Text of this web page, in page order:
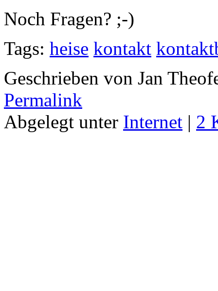
Noch Fragen? ;-)
Tags: heise kontakt
Geschrieben von Jan
Permalink
Abgelegt unter Internet | 2